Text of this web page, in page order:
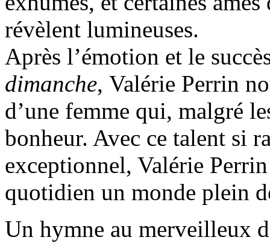
révèlent lumineuses.
Après l’émotion et le
dimanche, Valérie Perrin
d’une femme qui, malgré
bonheur. Avec ce talent si
exceptionnel, Valérie
quotidien un monde plein
Un hymne au merveilleux